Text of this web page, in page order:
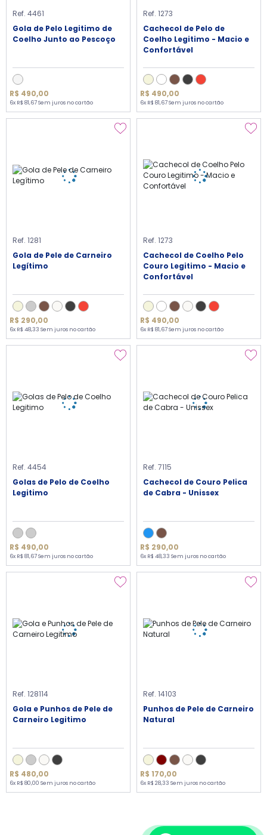
Ref. 4461
Gola de Pelo Legitimo de
Coelho Junto ao Pescoço
R$ 490,00
6x R$ 81,67 Sem juros no cartão
Ref. 1273
Cachecol de Pelo de
Coelho Legitimo - Macio e
Confortável
R$ 490,00
6x R$ 81,67 Sem juros no cartão
Ref. 1281
Gola de Pele de Carneiro
Legítimo
R$ 290,00
6x R$ 48,33 Sem juros no cartão
Ref. 1273
Cachecol de Coelho Pelo
Couro Legitimo - Macio e
Confortável
R$ 490,00
6x R$ 81,67 Sem juros no cartão
Ref. 4454
Golas de Pelo de Coelho
Legitimo
R$ 490,00
6x R$ 81,67 Sem juros no cartão
Ref. 7115
Cachecol de Couro Pelica
de Cabra - Unissex
R$ 290,00
6x R$ 48,33 Sem juros no cartão
Ref. 128114
Gola e Punhos de Pele de
Carneiro Legitimo
R$ 480,00
6x R$ 80,00 Sem juros no cartão
Ref. 14103
Punhos de Pele de Carneiro
Natural
R$ 170,00
6x R$ 28,33 Sem juros no cartão